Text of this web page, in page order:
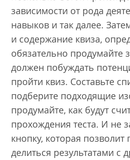
зависимости от рода
навыков и так далее.
и содержание квиза,
обязательно продумайте
должен побуждать
пройти квиз. Составьте
подберите подходящие
продумайте, как будут
прохождения теста. И не
кнопку, которая позволит
делиться результатами с